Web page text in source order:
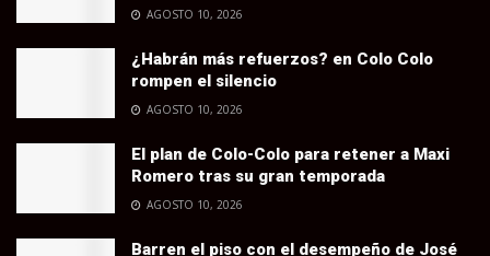
AGOSTO 10, 2026
¿Habrán más refuerzos? en Colo Colo
rompen el silencio
AGOSTO 10, 2026
El plan de Colo-Colo para retener a Maxi
Romero tras su gran temporada
AGOSTO 10, 2026
Barren el piso con el desempeño de José